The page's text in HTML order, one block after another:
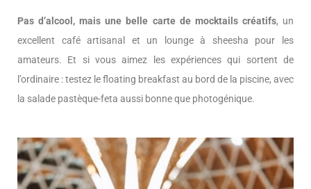
Pas d’alcool, mais une belle carte de mocktails créatifs, un
excellent café artisanal et un lounge à sheesha pour les
amateurs. Et si vous aimez les expériences qui sortent de
l’ordinaire : testez le floating breakfast au bord de la piscine, avec
la salade pastèque-feta aussi bonne que photogénique.